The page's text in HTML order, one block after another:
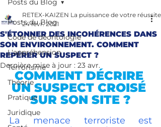
Posts du Blog
Code de déontologie
L'appréhension
Terrorisme
Théorie
Pratique
Juridique
Posts du Blog
S'ÉTONNER DES INCOHÉRENCES DANS
SON ENVIRONNEMENT. COMMENT
REPÉRER UN SUSPECT ?
RETEX-KAIZEN La puissance de votre réussite
24 févr. 2021
Dernière mise à jour : 23 avr.
COMMENT DÉCRIRE
UN SUSPECT CROISÉ
SUR SON SITE ?
La menace terroriste est